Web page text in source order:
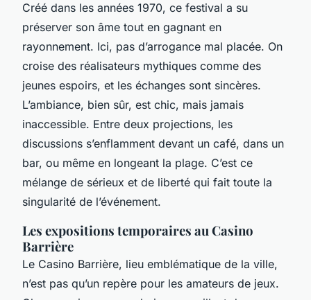
Créé dans les années 1970, ce festival a su
préserver son âme tout en gagnant en
rayonnement. Ici, pas d’arrogance mal placée. On
croise des réalisateurs mythiques comme des
jeunes espoirs, et les échanges sont sincères.
L’ambiance, bien sûr, est chic, mais jamais
inaccessible. Entre deux projections, les
discussions s’enflamment devant un café, dans un
bar, ou même en longeant la plage. C’est ce
mélange de sérieux et de liberté qui fait toute la
singularité de l’événement.
Les expositions temporaires au Casino
Barrière
Le Casino Barrière, lieu emblématique de la ville,
n’est pas qu’un repère pour les amateurs de jeux.